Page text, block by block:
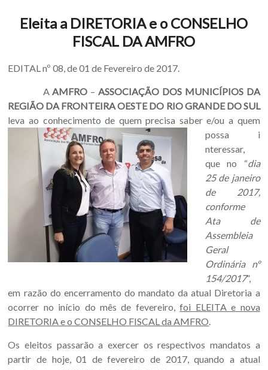
Fronteira
–
RS
Site
Associação
Municípios
do
Grande
do
Sul.
Eleita a DIRETORIA e o CONSELHO
FISCAL DA AMFRO
EDITAL nº 08, de 01 de Fevereiro de 2017.
AAMFRO –ASSOCIAÇÃO DOS MUNICÍPIOS DA
REGIÃO DA FRONTEIRA OESTE DO RIO GRANDE DO SUL
leva ao conhecimento de quem precisa saber e/ou a quem
possa i
nteressar,
que no “dia
25 de janeiro
de 2017,
conforme
Ata de
Assembleia
Geral
Ordinária nº
154/2017”,
em razão do encerramento do mandato da atual Diretoria a
ocorrer no início do mês de fevereiro,foi ELEITA e nova
DIRETORIA e o CONSELHO FISCAL da AMFRO.
Os eleitos passarão a exercer os respectivos mandatos a
partir de hoje, 01 de fevereiro de 2017, quando a atual